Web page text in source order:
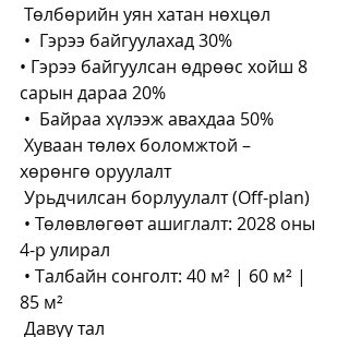
Төлбөрийн уян хатан нөхцөл
•  Гэрээ байгуулахад 30%
• Гэрээ байгуулсан өдрөөс хойш 8
сарын дараа 20%
•  Байраа хүлээж авахдаа 50%
Хуваан төлөх боломжтой –
хөрөнгө оруулалт
Урьдчилсан борлуулалт (Off-plan)
• Төлөвлөгөөт ашиглалт: 2028 оны
4-р улирал
• Талбайн сонголт: 40 м² | 60 м² |
85 м²
Давуу тал